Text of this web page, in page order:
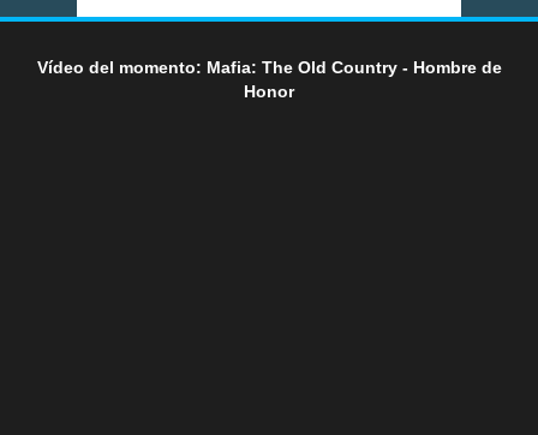
Vídeo del momento: Mafia: The Old Country - Hombre de
Honor